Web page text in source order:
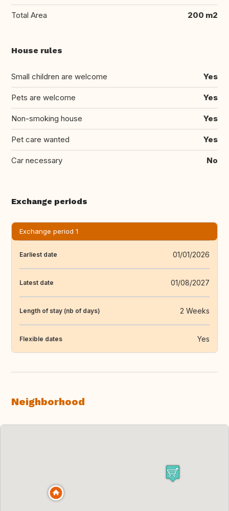
Total Area 200 m2
House rules
Small children are welcome Yes
Pets are welcome Yes
Non-smoking house Yes
Pet care wanted Yes
Car necessary No
Exchange periods
Exchange period 1
Earliest date 01/01/2026
Latest date 01/08/2027
Length of stay (nb of days) 2 Weeks
Flexible dates Yes
Neighborhood